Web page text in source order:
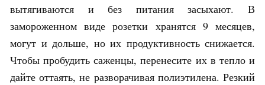
вытягиваются и без питания засыхают. В
замороженном виде розетки хранятся 9 месяцев,
могут и дольше, но их продуктивность снижается.
Чтобы пробудить саженцы, перенесите их в тепло и
дайте оттаять, не разворачивая полиэтилена. Резкий